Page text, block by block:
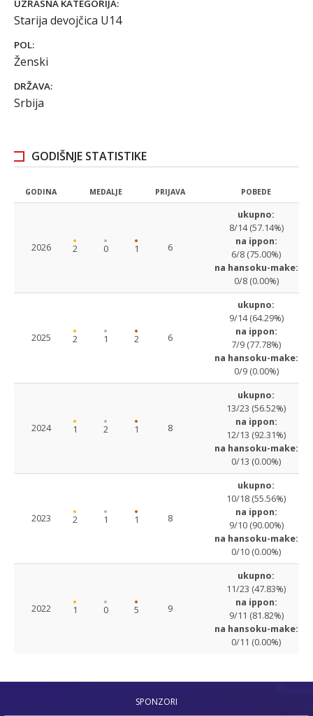
UZRASNA KATEGORIJA:
Starija devojčica U14
POL:
Ženski
DRŽAVA:
Srbija
GODIŠNJE STATISTIKE
GODINA MEDALJE PRIJAVA POBEDE
2026 2 0 1 6
ukupno:
8/14 (57.14%)
na ippon:
6/8 (75.00%)
na hansoku-make:
0/8 (0.00%)
2025 2 1 2 6
ukupno:
9/14 (64.29%)
na ippon:
7/9 (77.78%)
na hansoku-make:
0/9 (0.00%)
2024 1 2 1 8
ukupno:
13/23 (56.52%)
na ippon:
12/13 (92.31%)
na hansoku-make:
0/13 (0.00%)
2023 2 1 1 8
ukupno:
10/18 (55.56%)
na ippon:
9/10 (90.00%)
na hansoku-make:
0/10 (0.00%)
2022 1 0 5 9
ukupno:
11/23 (47.83%)
na ippon:
9/11 (81.82%)
na hansoku-make:
0/11 (0.00%)
SPONZORI